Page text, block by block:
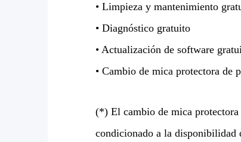
• Limpieza y mantenimiento
• Diagnóstico gratuito
• Actualización de software
• Cambio de mica protectora de
(*) El cambio de mica
condicionado a la disponibilidad